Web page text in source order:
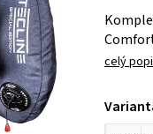
0,0
z 5
celý